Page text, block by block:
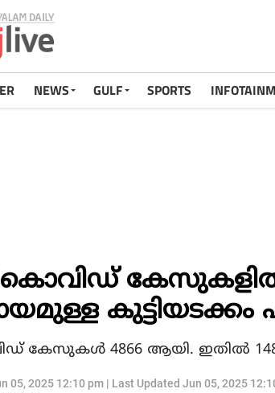
NEWS GULF SPORTS
കൊവിഡ്
കുട്ടിയടക്കം
കേസുകള്‍ 4866 ആയി. ഇതില്‍
05, 2025 12:10 pm | Last Updated Jun 05, 2025